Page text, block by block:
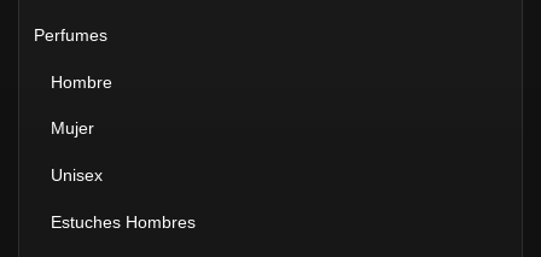
Perfumes
Hombre
Mujer
Unisex
Estuches Hombres